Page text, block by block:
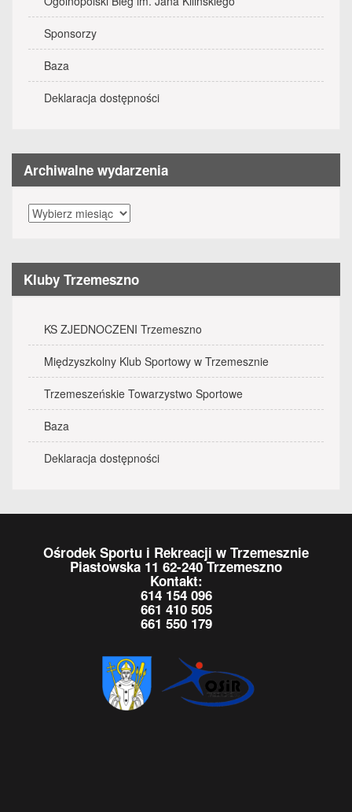
Sponsorzy
Baza
Deklaracja dostępności
Archiwalne wydarzenia
Archiwalne
wydarzenia
Kluby Trzemeszno
KS ZJEDNOCZENI Trzemeszno
Międzyszkolny Klub Sportowy w Trzemesznie
Trzemeszeńskie Towarzystwo Sportowe
Baza
Deklaracja dostępności
Ośrodek Sportu i Rekreacji w Trzemesznie
Piastowska 11 62-240 Trzemeszno
Kontakt:
614 154 096
661 410 505
661 550 179